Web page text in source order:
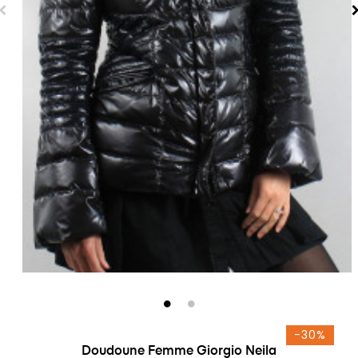
Doudoune Femme Giorgio Neila
-30%